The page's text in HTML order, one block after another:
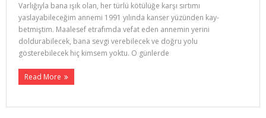
Varlığıyla bana ışık olan, her türlü kötülüğe karşı sırtımı
yaslayabileceğim annemi 1991 yılında kanser yüzünden kay­
betmiştim. Maalesef etrafımda vefat eden annemin yerini
doldurabilecek, bana sevgi verebilecek ve doğru yolu
gösterebilecek hiç kimsem yoktu. O günlerde
Read More